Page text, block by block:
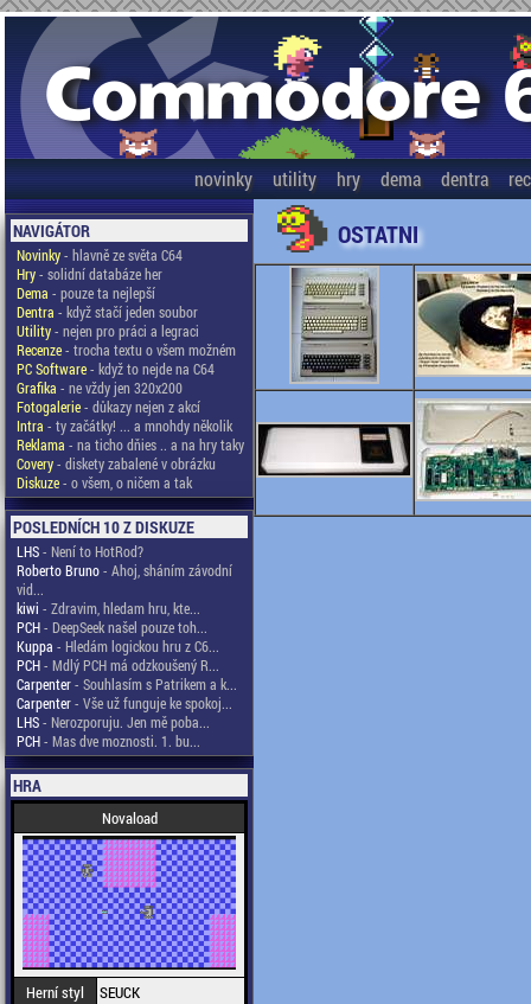
novinky utility hry dema dentra
NAVIGÁTOR
Novinky- hlavně ze světa C64
Hry- solidní databáze her
Dema - pouze ta nejlepší
Dentra - když stačí jeden soubor
Utility- nejen pro práci a legraci
Recenze- trocha textu o všem možném
PC Software- když to nejde na C64
Grafika - ne vždy jen 320x200
Fotogalerie- důkazy nejen z akcí
Intra - ty začátky! ... a mnohdy několik
Reklama - na ticho dňies .. a na hry taky
Covery- diskety zabalené v obrázku
Diskuze- o všem, o ničem a tak
POSLEDNÍCH 10 Z DISKUZE
LHS- Není to HotRod?
Roberto Bruno- Ahoj, sháním závodní
vid...
kiwi - Zdravim, hledam hru, kte...
PCH- DeepSeek našel pouze toh...
Kuppa - Hledám logickou hru z C6...
PCH- Mdlý PCH má odzkoušený R...
Carpenter- Souhlasím s Patrikem a k...
Carpenter- Vše už funguje ke spokoj...
LHS- Nerozporuju. Jen mě poba...
PCH- Mas dve moznosti. 1. bu...
HRA
Novaload
Herní styl
SEUCK
OSTATNI